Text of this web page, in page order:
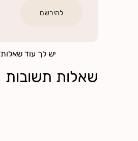
להירשם
יש לך עוד
שאלות תשובות